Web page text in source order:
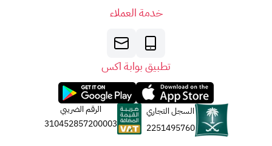
خدمة العملاء
تطبيق بوابة اكس
السجل التجاري
2251495760
الرقم الضريبي
310452857200003